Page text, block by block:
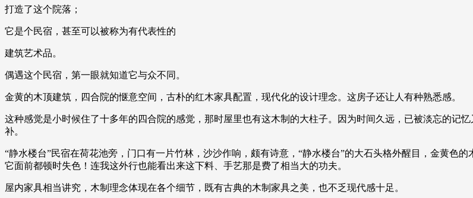
打造了这个院落；
它是个民宿，甚至可以被称为有代表性的
建筑艺术品。
偶遇这个民宿，第一眼就知道它与众不同。
金黄的木顶建筑，四合院的惬意空间，古朴的红木家具配置，现代化的设计理念。这房子还让人有种熟悉感。
这种感觉是小时候住了十多年的四合院的感觉，那时屋里也有这木制的大柱子。因为时间久远，已被淡忘的记
补。
“静水楼台”民宿在荷花池旁，门口有一片竹林，沙沙作响，颇有诗意，“静水楼台”的大石头格外醒目，金黄色
它面前都顿时失色！连我这外行也能看出来这下料、手艺那是费了相当大的功夫。
屋内家具相当讲究，木制理念体现在各个细节，既有古典的木制家具之美，也不乏现代感十足。